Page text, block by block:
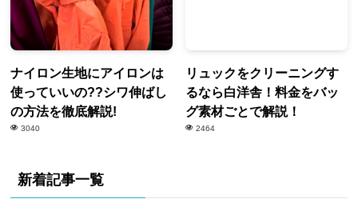
ナイロン生地にアイロンは
使っていいの??シワ伸ばし
の方法を徹底解説!
3040
リュックをクリーニングす
るなら白洋舎！料金をバッ
グ素材ごとで解説！
2464
新着記事一覧